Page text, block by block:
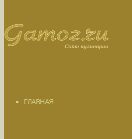
ГЛАВНАЯ